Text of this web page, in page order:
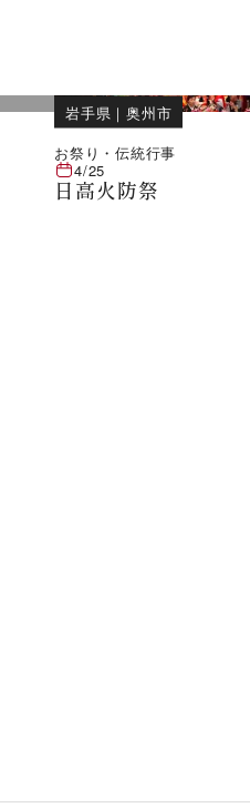
岩手県 ｜奥州市
お祭り・伝統行事
4/25
日高火防祭